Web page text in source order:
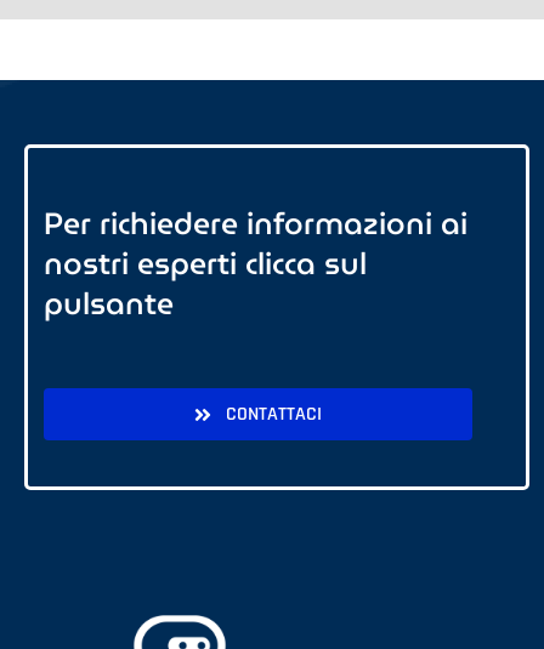
Per richiedere informazioni ai
nostri esperti clicca sul
pulsante
CONTATTACI